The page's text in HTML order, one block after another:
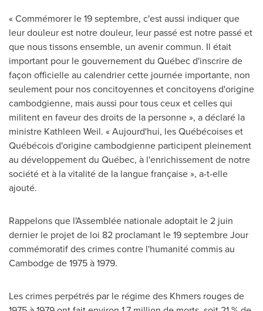
« Commémorer le 19 septembre, c'est aussi indiquer que
leur douleur est notre douleur, leur passé est notre passé et
que nous tissons ensemble, un avenir commun. Il était
important pour le gouvernement du Québec d'inscrire de
façon officielle au calendrier cette journée importante, non
seulement pour nos concitoyennes et concitoyens d'origine
cambodgienne, mais aussi pour tous ceux et celles qui
militent en faveur des droits de la personne », a déclaré la
ministre Kathleen Weil. « Aujourd'hui, les Québécoises et
Québécois d'origine cambodgienne participent pleinement
au développement du Québec, à l'enrichissement de notre
société et à la vitalité de la langue française », a-t-elle
ajouté.
Rappelons que l'Assemblée nationale adoptait le 2 juin
dernier le projet de loi 82 proclamant le 19 septembre Jour
commémoratif des crimes contre l'humanité commis au
Cambodge de 1975 à 1979.
Les crimes perpétrés par le régime des Khmers rouges de